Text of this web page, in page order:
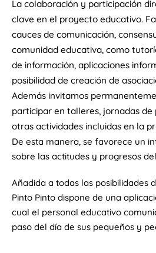
La colaboración y participación
clave en el proyecto educativo.
cauces de comunicación,
comunidad educativa, como
de información, aplicaciones
posibilidad de creación de
Además invitamos
participar en talleres, jornadas de
otras actividades incluidas en la
De esta manera, se favorece un
sobre las actitudes y progresos
Añadida a todas las posibilidades
Pinto Pinto dispone de una
cual el personal educativo
paso del día de sus pequeños y